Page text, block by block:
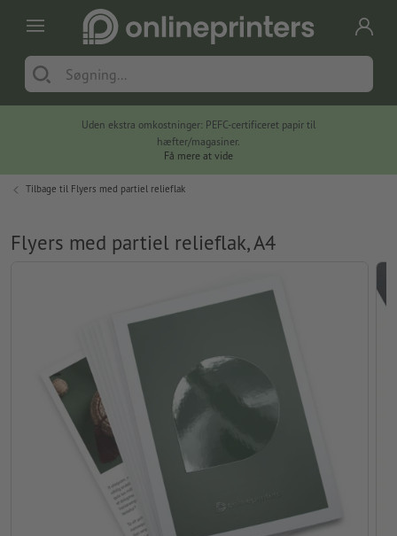
Uden ekstra omkostninger: PEFC-certificeret papir til
hæfter/magasiner.
Få mere at vide
Tilbage til Flyers med partiel relieflak
Flyers med partiel relieflak, A4